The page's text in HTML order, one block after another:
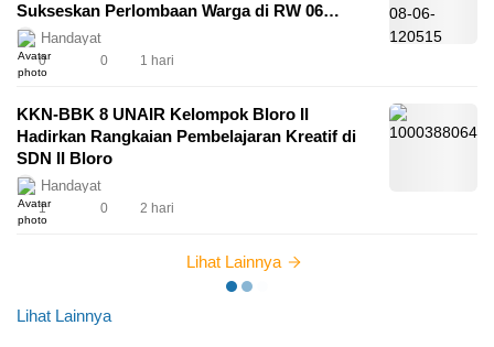
Sukseskan Perlombaan Warga di RW 06
Baran Jurang
Handayat
0 0 1 hari
KKN-BBK 8 UNAIR Kelompok Bloro II
Hadirkan Rangkaian Pembelajaran Kreatif di
SDN II Bloro
Handayat
1 0 2 hari
Lihat Lainnya
Lihat Lainnya